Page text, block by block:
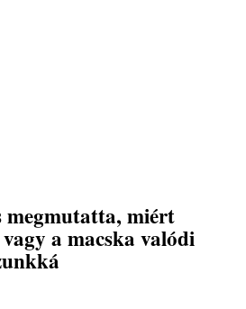
miért
a macska valódi